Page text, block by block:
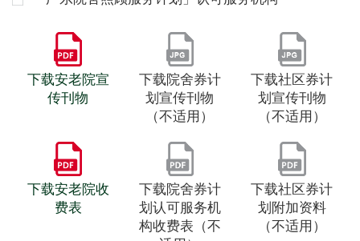
下载安老院宣
传刊物
下载院舍券计
划宣传刊物
（不适用）
下载社区券计
划宣传刊物
（不适用）
下载安老院收
费表
下载院舍券计
划认可服务机
构收费表（不
下载社区券计
划附加资料
（不适用）